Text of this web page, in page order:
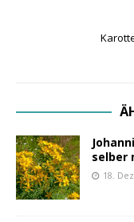
selber
18.